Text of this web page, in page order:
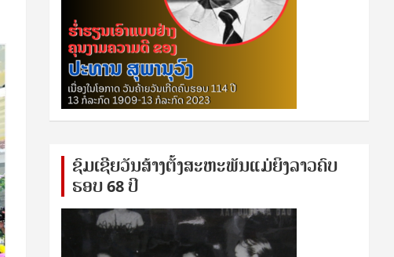
ຊົ​ມ​ເຊີຍ​ວັນ​ສ້າງ​ຕັ້ງ​ສະ​ຫະ​ພັນ​ແມ່​ຍິງ​​ລາວຄົບ​
ຮອບ 68 ປິ